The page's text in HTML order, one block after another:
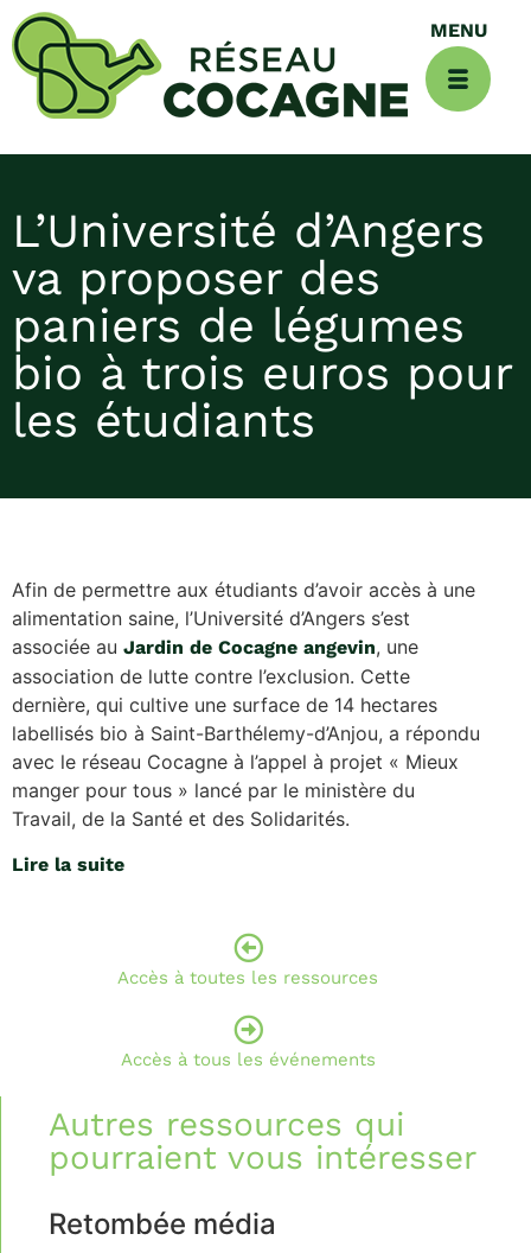
L’Université d’Angers
va proposer des
paniers de légumes
bio à trois euros pour
les étudiants
Afin de permettre aux étudiants d’avoir accès à une
alimentation saine, l’Université d’Angers s’est
associée au Jardin de Cocagne angevin, une
association de lutte contre l’exclusion. Cette
dernière, qui cultive une surface de 14 hectares
labellisés bio à Saint-Barthélemy-d’Anjou, a répondu
avec le réseau Cocagne à l’appel à projet « Mieux
manger pour tous » lancé par le ministère du
Travail, de la Santé et des Solidarités.
Lire la suite
Accès à toutes les ressources
Accès à tous les événements
Autres ressources qui
pourraient vous intéresser
Retombée média